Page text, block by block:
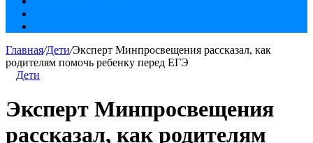
Главная/Дети/Эксперт Минпросвещения рассказал, как
родителям помочь ребенку перед ЕГЭ
Дети
Эксперт Минпросвещения
рассказал, как родителям